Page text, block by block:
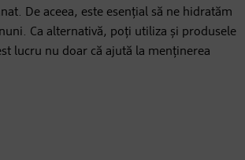
De aceea, este esențial să ne hidratăm
Ca alternativă, poți utiliza și produsele
lucru nu doar că ajută la menținerea